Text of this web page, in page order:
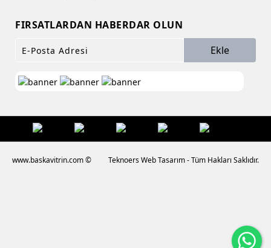
FIRSATLARDAN HABERDAR OLUN
Ekle
www.baskavitrin.com © Teknoers Web Tasarım - Tüm Hakları Saklıdır.